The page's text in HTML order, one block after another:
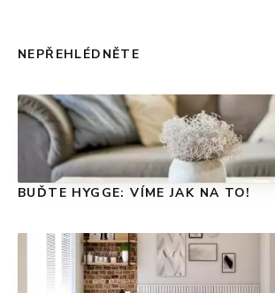
NEPŘEHLÉDNĚTE
BUĎTE HYGGE: VÍME JAK NA TO!